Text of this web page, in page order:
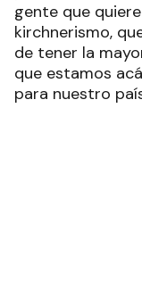
partidos,
gente que
kirchnerismo,
de tener la
que estamos